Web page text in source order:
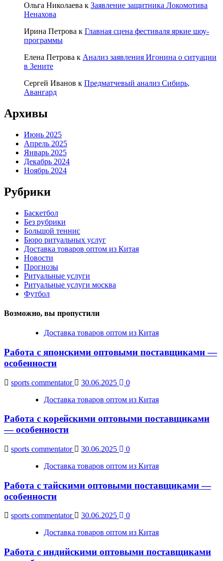
Ольга Николаева к Заявление защитника Локомотива
Ненахова
Ирина Петрова к Главная сцена фестиваля яркие шоу-
программы
Елена Петрова к Анализ заявления Игонина о ситуации
в Зените
Сергей Иванов к Предматчевый анализ Сибирь,
Авангард
Архивы
Июнь 2025
Апрель 2025
Январь 2025
Декабрь 2024
Ноябрь 2024
Рубрики
Баскетбол
Без рубрики
Большой теннис
Бюро ритуальных услуг
Доставка товаров оптом из Китая
Новости
Прогнозы
Ритуальные услуги
Ритуальные услуги москва
Футбол
Возможно, вы пропустили
Доставка товаров оптом из Китая
Работа с японскими оптовыми поставщиками —
особенности
sports commentator 30.06.2025
0
Доставка товаров оптом из Китая
Работа с корейскими оптовыми поставщиками
— особенности
sports commentator 30.06.2025
0
Доставка товаров оптом из Китая
Работа с тайскими оптовыми поставщиками —
особенности
sports commentator 30.06.2025
0
Доставка товаров оптом из Китая
Работа с индийскими оптовыми поставщиками